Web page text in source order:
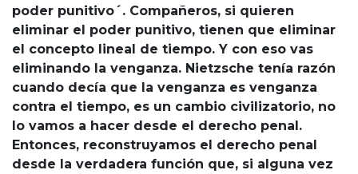
poder punitivo´. Compañeros, si quieren
eliminar el poder punitivo, tienen que eliminar
el concepto lineal de tiempo. Y con eso vas
eliminando la venganza. Nietzsche tenía razón
cuando decía que la venganza es venganza
contra el tiempo, es un cambio civilizatorio, no
lo vamos a hacer desde el derecho penal.
Entonces, reconstruyamos el derecho penal
desde la verdadera función que, si alguna vez